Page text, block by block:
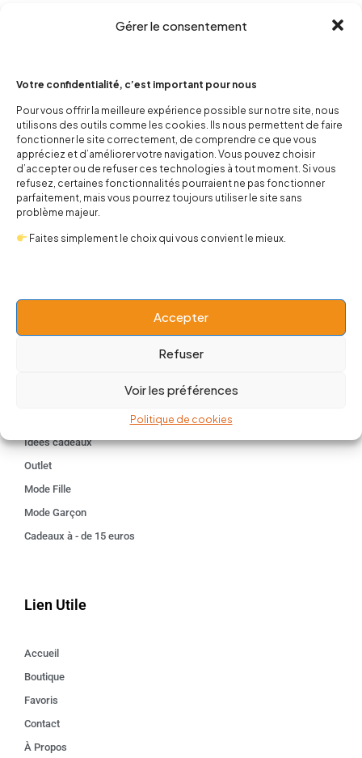
Gérer le consentement
Votre confidentialité, c’est important pour nous
Pour vous offrir la meilleure expérience possible sur notre site, nous
utilisons des outils comme les cookies. Ils nous permettent de faire
fonctionner le site correctement, de comprendre ce que vous
appréciez et d’améliorer votre navigation. Vous pouvez choisir
d’accepter ou de refuser ces technologies à tout moment. Si vous
refusez, certaines fonctionnalités pourraient ne pas fonctionner
parfaitement, mais vous pourrez toujours utiliser le site sans
problème majeur.
Faites simplement le choix qui vous convient le mieux.
Accepter
Refuser
Voir les préférences
Politique de cookies
contact@popnbaby.com
+33 01 64 62 14 89
Follow us
Boutique
Idées cadeaux
Outlet
Mode Fille
Mode Garçon
Cadeaux à - de 15 euros
Lien Utile
Accueil
Boutique
Favoris
Contact
À Propos